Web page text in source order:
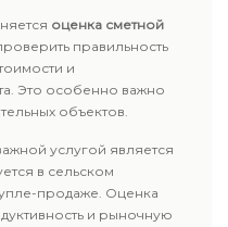
оценка сметной
правильность
и
Это особенно важно
объектов.
услугой является
в сельском
продаже. Оценка
и рыночную